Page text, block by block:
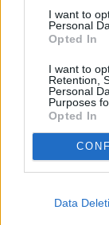
I want to
Personal
Opted In
I want to
Retention,
Personal
Purposes
Opted In
Data
Leicht
Leicht
Leicht